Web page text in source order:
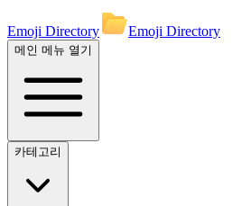
Emoji Directory Emoji Directory
메인 메뉴 열기
카테고리